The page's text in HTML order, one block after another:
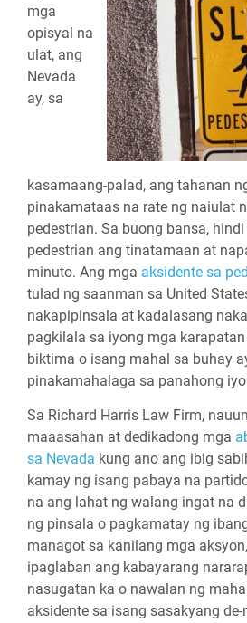
mga
opisyal na
ulat, ang
Nevada
ay, sa
kasamaang-palad, ang tahanan
pinakamataas na rate ng naiulat
pedestrian. Sa buong bansa,
pedestrian ang tinatamaan at
minuto. Ang mga aksidente sa
tulad ng saanman sa United
nakapipinsala at kadalasang
pagkilala sa iyong mga
biktima o isang mahal sa buhay
pinakamahalaga sa panahong
Sa Richard Harris Law Firm,
maaasahan at dedikadong mga
sa Nevada kung ano ang ibig
kamay ng isang pabaya na
na ang lahat ng walang ingat na
ng pinsala o pagkamatay ng
managot sa kanilang mga
ipaglaban ang kabayarang
nasugatan ka o nawalan ng
aksidente sa isang sasakyang